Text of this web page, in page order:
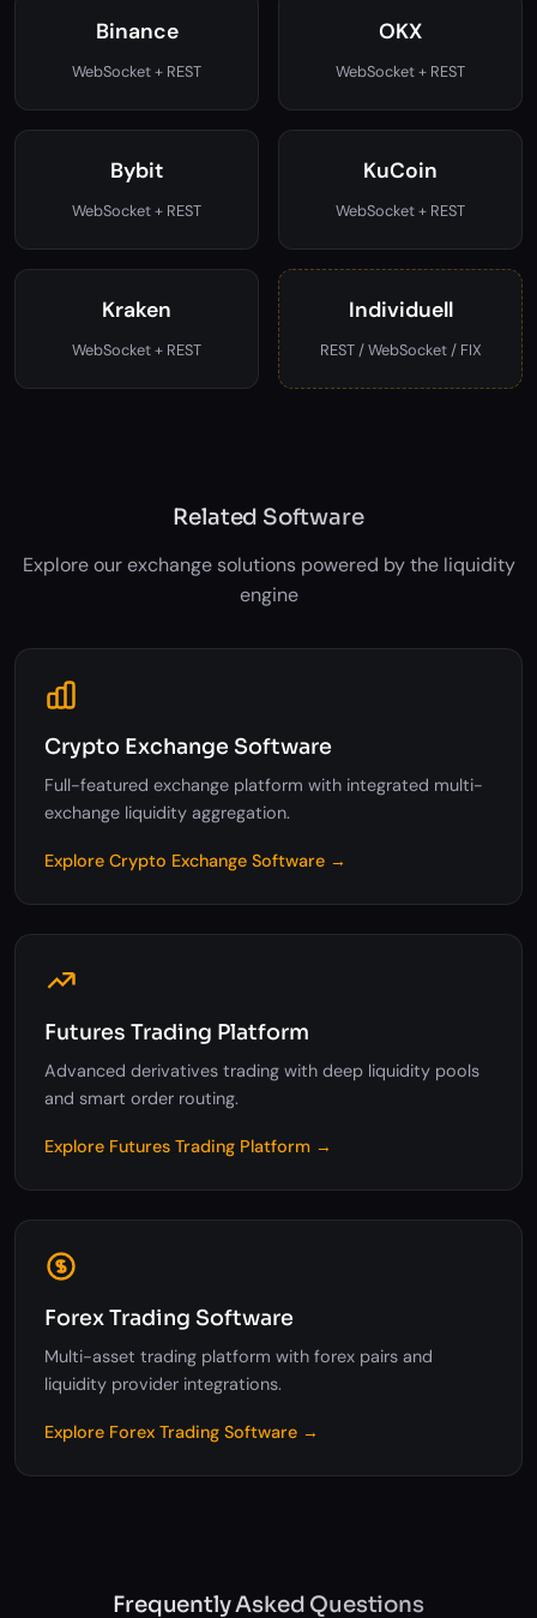
Binance
WebSocket + REST
OKX
WebSocket + REST
Bybit
WebSocket + REST
KuCoin
WebSocket + REST
Kraken
WebSocket + REST
Individuell
REST / WebSocket / FIX
Related Software
Explore our exchange solutions powered by the liquidity
engine
Crypto Exchange Software
Full-featured exchange platform with integrated multi-
exchange liquidity aggregation.
Explore Crypto Exchange Software →
Futures Trading Platform
Advanced derivatives trading with deep liquidity pools
and smart order routing.
Explore Futures Trading Platform →
Forex Trading Software
Multi-asset trading platform with forex pairs and
liquidity provider integrations.
Explore Forex Trading Software →
Frequently Asked Questions